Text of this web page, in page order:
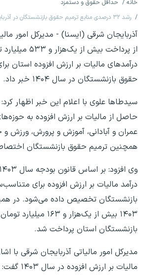
خانه
حداقل حقوق و دستمزد
رشد ۳۲ درصدی منابع ترمیم حقوق بازنشستگان در آذربایجان شرقی
آذربایجان شرقی (ایسنا) - مدیرکل امور
از پرداخت بیش از
درآمدهای مالیات بر ارزش افزوده استان
حقوق بازنشستگان در سال ۱۴۰۴ خبر داد.
سیدطاها علوی با اعلام این خبر اظهار
حاصل از مالیات بر ارزش افزوده به
عمران و آبادانی، آموزش و پرورش، ورزش
همچنین ترمیم حقوق بازنشستگان
درآمد مالیات بر ارزش افزوده برای
بازنشستگان تخصیص داده می‌شود. در
۱۴۰۳ بیش از یک‌هزار و
بازنشستگان استان پرداخت شد.
مدیرکل امور مالیاتی آذربایجان شرقی با
مالیات بر